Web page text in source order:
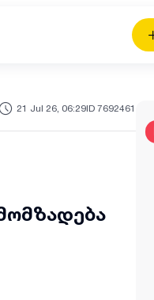
21 Jul 26, 06:29ID 7692461